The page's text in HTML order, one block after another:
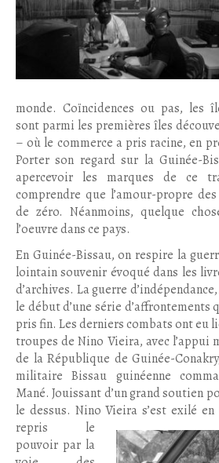
monde. Coïncidences ou pas, les
sont parmi les premières îles
– où le commerce a pris racine, en
Porter son regard sur la Guinée-
apercevoir les marques de ce
comprendre que l’amour-propre
de zéro. Néanmoins, quelque
l’oeuvre dans ce pays.
En Guinée-Bissau, on respire la
lointain souvenir évoqué dans les
d’archives. La guerre
le début d’une série d’affrontements
pris fin. Les derniers combats ont eu
troupes de Nino Vieira, avec l’appui
de la République de Guinée-
militaire Bissau guinéenne
Mané. Jouissant d’un grand soutien
le dessus. Nino Vieira s’est exilé
repris le
pouvoir par la